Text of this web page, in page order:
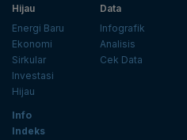
Hijau
Energi Baru
Ekonomi
Sirkular
Investasi
Hijau
Data
Infografik
Analisis
Cek Data
Info
Indeks